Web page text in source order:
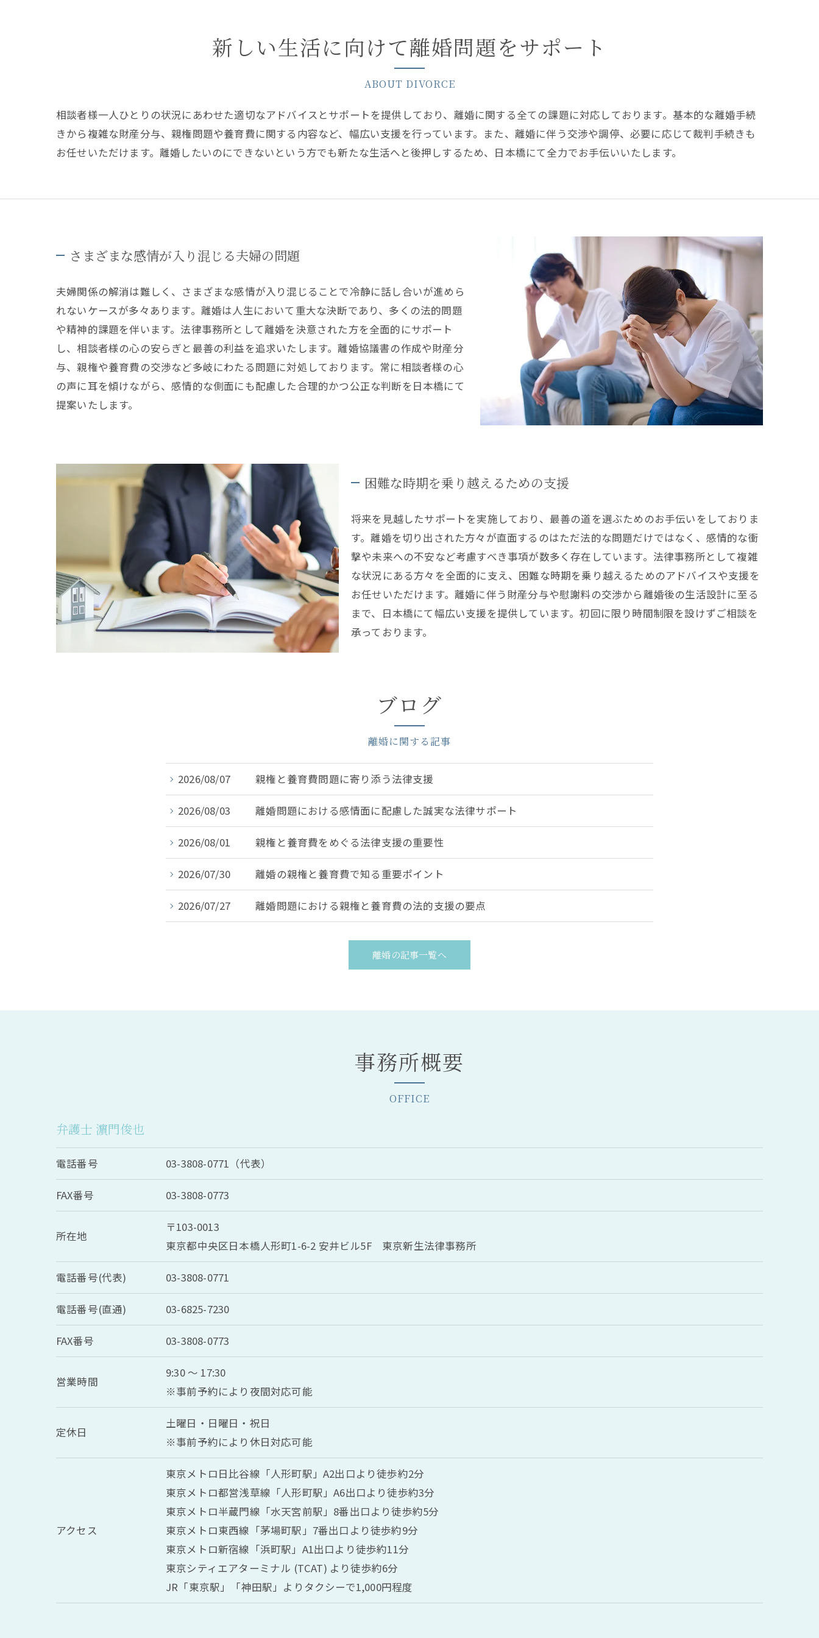
新しい生活に向けて離婚問題をサポート
ABOUT DIVORCE
相談者様一人ひとりの状況にあわせた適切なアドバイスとサポートを提供しており、離婚に関する全ての課題に対応しております。基本的な離婚手続
きから複雑な財産分与、親権問題や養育費に関する内容など、幅広い支援を行っています。また、離婚に伴う交渉や調停、必要に応じて裁判手続きも
お任せいただけます。離婚したいのにできないという方でも新たな生活へと後押しするため、日本橋にて全力でお手伝いいたします。
さまざまな感情が入り混じる夫婦の問題
夫婦関係の解消は難しく、さまざまな感情が入り混じることで冷静に話し合いが進めら
れないケースが多々あります。離婚は人生において重大な決断であり、多くの法的問題
や精神的課題を伴います。法律事務所として離婚を決意された方を全面的にサポート
し、相談者様の心の安らぎと最善の利益を追求いたします。離婚協議書の作成や財産分
与、親権や養育費の交渉など多岐にわたる問題に対処しております。常に相談者様の心
の声に耳を傾けながら、感情的な側面にも配慮した合理的かつ公正な判断を日本橋にて
提案いたします。
困難な時期を乗り越えるための支援
将来を見越したサポートを実施しており、最善の道を選ぶためのお手伝いをしておりま
す。離婚を切り出された方々が直面するのはただ法的な問題だけではなく、感情的な衝
撃や未来への不安など考慮すべき事項が数多く存在しています。法律事務所として複雑
な状況にある方々を全面的に支え、困難な時期を乗り越えるためのアドバイスや支援を
お任せいただけます。離婚に伴う財産分与や慰謝料の交渉から離婚後の生活設計に至る
まで、日本橋にて幅広い支援を提供しています。初回に限り時間制限を設けずご相談を
承っております。
ブログ
離婚に関する記事
2026/08/07 親権と養育費問題に寄り添う法律支援
2026/08/03 離婚問題における感情面に配慮した誠実な法律サポート
2026/08/01 親権と養育費をめぐる法律支援の重要性
2026/07/30 離婚の親権と養育費で知る重要ポイント
2026/07/27 離婚問題における親権と養育費の法的支援の要点
離婚の記事一覧へ
事務所概要
OFFICE
弁護士 濵門俊也
電話番号 03-3808-0771（代表）
FAX番号 03-3808-0773
所在地
〒103-0013
東京都中央区日本橋人形町1-6-2 安井ビル5F 東京新生法律事務所
電話番号(代表) 03-3808-0771
電話番号(直通) 03-6825-7230
FAX番号 03-3808-0773
営業時間
9:30 ～ 17:30
※事前予約により夜間対応可能
定休日
土曜日・日曜日・祝日
※事前予約により休日対応可能
アクセス
東京メトロ日比谷線「人形町駅」A2出口より徒歩約2分
東京メトロ都営浅草線「人形町駅」A6出口より徒歩約3分
東京メトロ半蔵門線「水天宮前駅」8番出口より徒歩約5分
東京メトロ東西線「茅場町駅」7番出口より徒歩約9分
東京メトロ新宿線「浜町駅」A1出口より徒歩約11分
東京シティエアターミナル (TCAT) より徒歩約6分
JR「東京駅」「神田駅」よりタクシーで1,000円程度